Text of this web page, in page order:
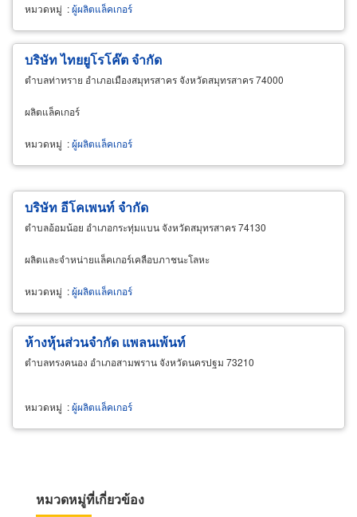
หมวดหมู่ :ผู้ผลิตแล็คเกอร์
บริษัท ไทยยูโรโค๊ต จำกัด
ตำบลท่าทราย อำเภอเมืองสมุทรสาคร จังหวัดสมุทรสาคร 74000
ผลิตแล็คเกอร์
หมวดหมู่ :ผู้ผลิตแล็คเกอร์
บริษัท อีโคเพนท์ จำกัด
ตำบลอ้อมน้อย อำเภอกระทุ่มแบน จังหวัดสมุทรสาคร 74130
ผลิตและจำหน่ายแล็คเกอร์เคลือบภาชนะโลหะ
หมวดหมู่ :ผู้ผลิตแล็คเกอร์
ห้างหุ้นส่วนจำกัด แพลนเพ้นท์
ตำบลทรงคนอง อำเภอสามพราน จังหวัดนครปฐม 73210
หมวดหมู่ :ผู้ผลิตแล็คเกอร์
หมวดหมู่ที่เกี่ยวข้อง